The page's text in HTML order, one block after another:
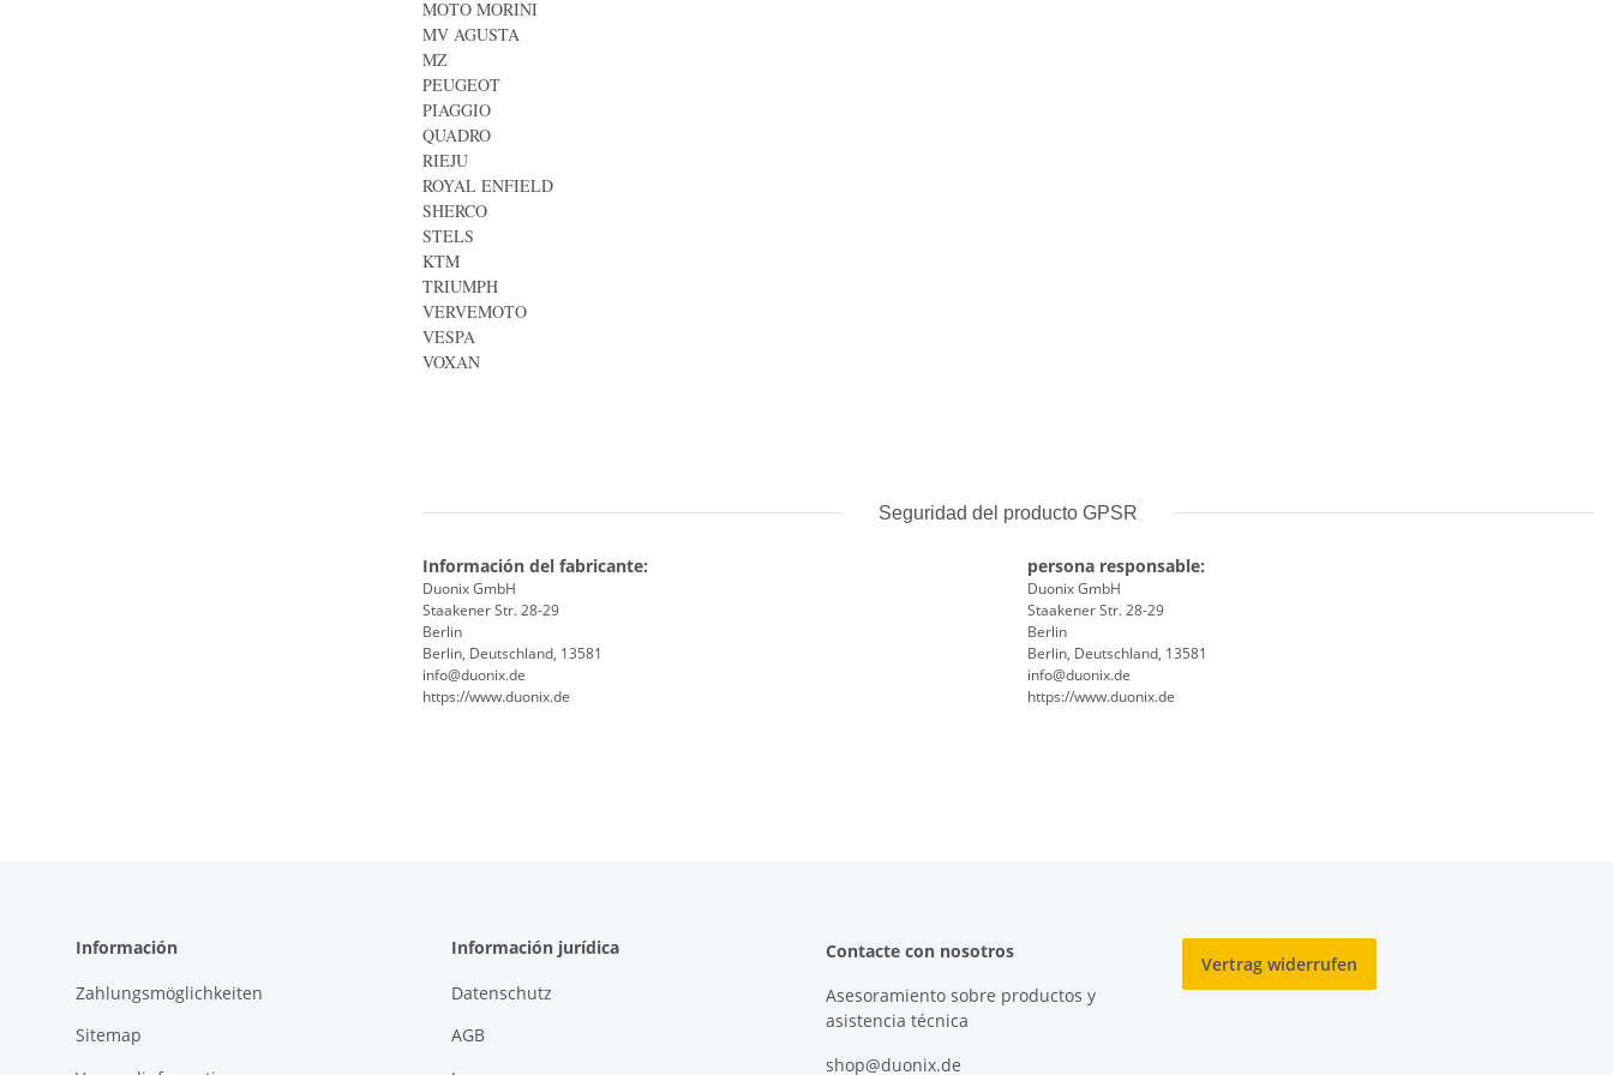
MOTO MORINI
MV AGUSTA
MZ
PEUGEOT
PIAGGIO
QUADRO
RIEJU
ROYAL ENFIELD
SHERCO
STELS
KTM
TRIUMPH
VERVEMOTO
VESPA
VOXAN
Seguridad del producto GPSR
Información del fabricante:
Duonix GmbH
Staakener Str. 28-29
Berlin
Berlin, Deutschland, 13581
info@duonix.de
https://www.duonix.de
persona responsable:
Duonix GmbH
Staakener Str. 28-29
Berlin
Berlin, Deutschland, 13581
info@duonix.de
https://www.duonix.de
Información
Zahlungsmöglichkeiten
Sitemap
Información jurídica
Datenschutz
AGB
Contacte con nosotros
Asesoramiento sobre productos y
asistencia técnica
shop@duonix.de
Vertrag widerrufen